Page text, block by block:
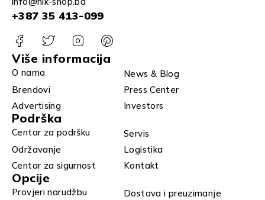
+387 35 413-099
Više informacija
O nama
News & Blog
Brendovi
Press Center
Advertising
Investors
Podrška
Centar za podršku
Servis
Održavanje
Logistika
Centar za sigurnost
Kontakt
Opcije
Provjeri narudžbu
Dostava i preuzimanje